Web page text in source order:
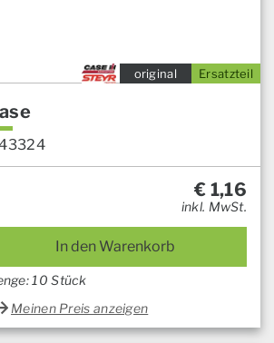
Ersatzteil
original
€ 1,16
inkl. MwSt.
In den Warenkorb
10 Stück
Meinen Preis anzeigen